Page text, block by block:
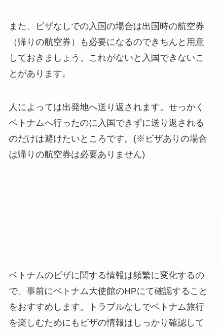
また、ビザなしでの入国の場合は出国時の航空券
（帰りの航空券）も必要になるのできちんと用意
しておきましょう。これがないと入国できないこ
とがあります。
人によっては出発地へ送り返されます。せっかく
ベトナムへ行ったのに入国できずに送り返される
のだけは避けたいところです。(※ビザありの場合
は帰りの航空券は必要ありません)
ベトナムのビザに関する情報は頻繁に変化するの
で、事前にベトナム大使館のHPにて確認すること
をおすすめします。トラブルなしでベトナム旅行
を楽しむためにもビザの情報はしっかり確認して